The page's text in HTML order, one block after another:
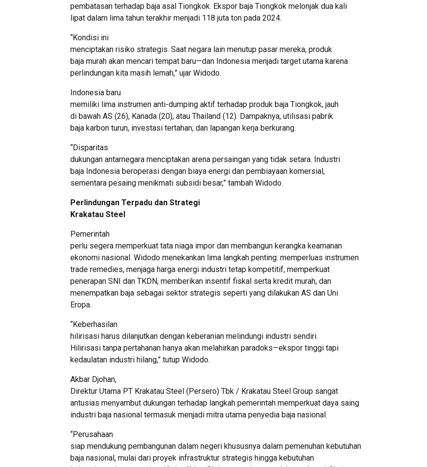
pembatasan terhadap baja asal Tiongkok. Ekspor baja Tiongkok melonjak dua kali
lipat dalam lima tahun terakhir menjadi 118 juta ton pada 2024.
“Kondisi ini
menciptakan risiko strategis. Saat negara lain menutup pasar mereka, produk
baja murah akan mencari tempat baru—dan Indonesia menjadi target utama karena
perlindungan kita masih lemah,” ujar Widodo.
Indonesia baru
memiliki lima instrumen anti-dumping aktif terhadap produk baja Tiongkok, jauh
di bawah AS (26), Kanada (20), atau Thailand (12). Dampaknya, utilisasi pabrik
baja karbon turun, investasi tertahan, dan lapangan kerja berkurang.
“Disparitas
dukungan antarnegara menciptakan arena persaingan yang tidak setara. Industri
baja Indonesia beroperasi dengan biaya energi dan pembiayaan komersial,
sementara pesaing menikmati subsidi besar,” tambah Widodo.
Perlindungan Terpadu dan Strategi
Krakatau Steel
Pemerintah
perlu segera memperkuat tata niaga impor dan membangun kerangka keamanan
ekonomi nasional. Widodo menekankan lima langkah penting: memperluas instrumen
trade remedies, menjaga harga energi industri tetap kompetitif, memperkuat
penerapan SNI dan TKDN, memberikan insentif fiskal serta kredit murah, dan
menempatkan baja sebagai sektor strategis seperti yang dilakukan AS dan Uni
Eropa.
“Keberhasilan
hilirisasi harus dilanjutkan dengan keberanian melindungi industri sendiri.
Hilirisasi tanpa pertahanan hanya akan melahirkan paradoks—ekspor tinggi tapi
kedaulatan industri hilang,” tutup Widodo.
Akbar Djohan,
Direktur Utama PT Krakatau Steel (Persero) Tbk / Krakatau Steel Group sangat
antusias menyambut dukungan terhadap langkah pemerintah memperkuat daya saing
industri baja nasional termasuk menjadi mitra utama penyedia baja nasional.
“Perusahaan
siap mendukung pembangunan dalam negeri khususnya dalam pemenuhan kebutuhan
baja nasional, mulai dari proyek infrastruktur strategis hingga kebutuhan